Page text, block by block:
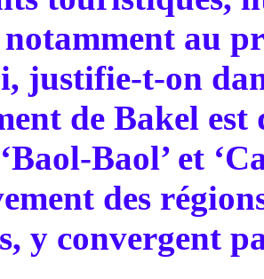
notamment au
justifie-t-on
de Bakel
Baol’ et
des
y convergent